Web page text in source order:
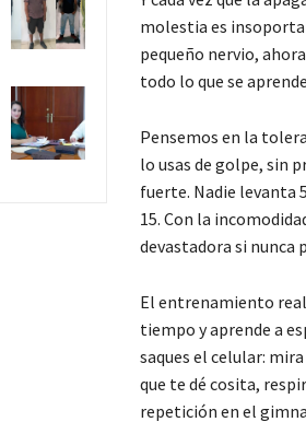
molestia es
pequeño nervio,
todo lo que se
Pensemos en la
lo usas de golpe, sin
fuerte. Nadie levanta
15. Con la
devastadora si
El entrenamiento
tiempo y aprende a
saques el celular:
que te dé cosita,
repetición en el